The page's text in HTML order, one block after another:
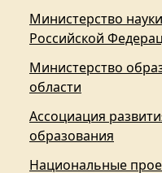
Министерство
Российской
Министерство
области
Ассоциация
образования
Национальные